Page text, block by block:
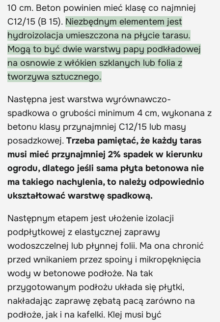
10 cm. Beton powinien mieć klasę co najmniej
C12/15 (B 15). Niezbędnym elementem jest
hydroizolacja umieszczona na płycie tarasu.
Mogą to być dwie warstwy papy podkładowej
na osnowie z włókien szklanych lub folia z
tworzywa sztucznego.
Następna jest warstwa wyrównawczo-
spadkowa o grubości minimum 4 cm, wykonana z
betonu klasy przynajmniej C12/15 lub masy
posadzkowej. Trzeba pamiętać, że każdy taras
musi mieć przynajmniej 2% spadek w kierunku
ogrodu, dlatego jeśli sama płyta betonowa nie
ma takiego nachylenia, to należy odpowiednio
ukształtować warstwę spadkową.
Następnym etapem jest ułożenie izolacji
podpłytkowej z elastycznej zaprawy
wodoszczelnej lub płynnej folii. Ma ona chronić
przed wnikaniem przez spoiny i mikropęknięcia
wody w betonowe podłoże. Na tak
przygotowanym podłożu układa się płytki,
nakładając zaprawę zębatą pacą zarówno na
podłoże, jak i na kafelki. Klej musi być